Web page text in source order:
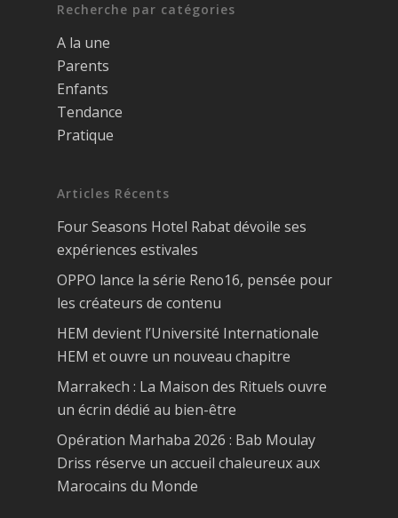
Recherche par catégories
A la une
Parents
Enfants
Tendance
Pratique
Articles Récents
Four Seasons Hotel Rabat dévoile ses
expériences estivales
OPPO lance la série Reno16, pensée pour
les créateurs de contenu
HEM devient l’Université Internationale
HEM et ouvre un nouveau chapitre
Marrakech : La Maison des Rituels ouvre
un écrin dédié au bien-être
Opération Marhaba 2026 : Bab Moulay
Driss réserve un accueil chaleureux aux
Marocains du Monde